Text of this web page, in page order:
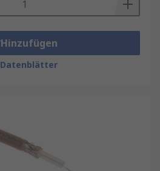
Hinzufügen
Datenblätter